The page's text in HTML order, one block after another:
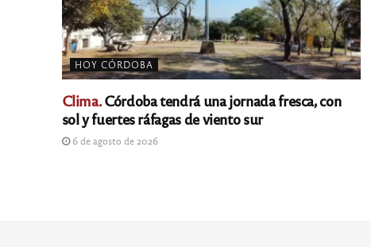
HOY CÓRDOBA
Clima.Córdoba tendrá una jornada fresca, con
sol y fuertes ráfagas de viento sur
6 de agosto de 2026